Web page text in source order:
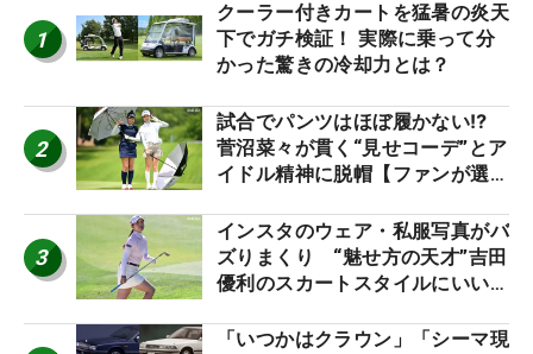
1
クーラー付きカートを猛暑の炎天
下でガチ検証！ 実際に乗って分
かった驚きの冷却力とは？
2
試合でパンツはほぼ履かない⁉
菅沼菜々が貫く“見せコーデ”とア
イドル精神に脱帽【ファンが選ぶ
3
インスタのウェア・私服写真がバ
ズりまくり “魅せ方の天才”吉田
優利のスカートスタイルにいい
「いつかはクラウン」「シーマ現